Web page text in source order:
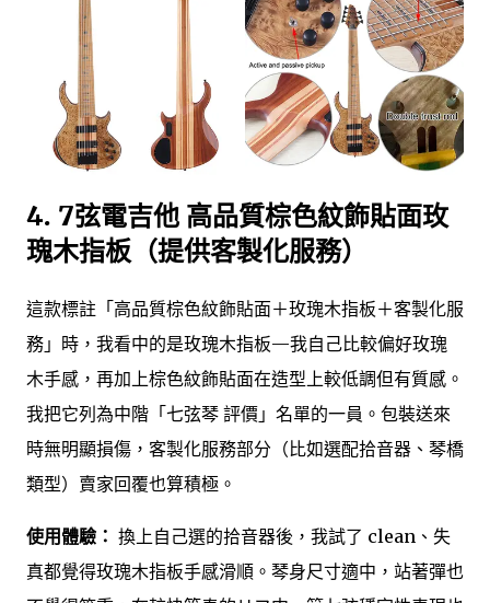
4. 7弦電吉他 高品質棕色紋飾貼面玫
瑰木指板（提供客製化服務）
這款標註「高品質棕色紋飾貼面＋玫瑰木指板＋客製化服
務」時，我看中的是玫瑰木指板—我自己比較偏好玫瑰
木手感，再加上棕色紋飾貼面在造型上較低調但有質感。
我把它列為中階「七弦琴 評價」名單的一員。包裝送來
時無明顯損傷，客製化服務部分（比如選配拾音器、琴橋
類型）賣家回覆也算積極。
使用體驗： 換上自己選的拾音器後，我試了 clean、失
真都覺得玫瑰木指板手感滑順。琴身尺寸適中，站著彈也